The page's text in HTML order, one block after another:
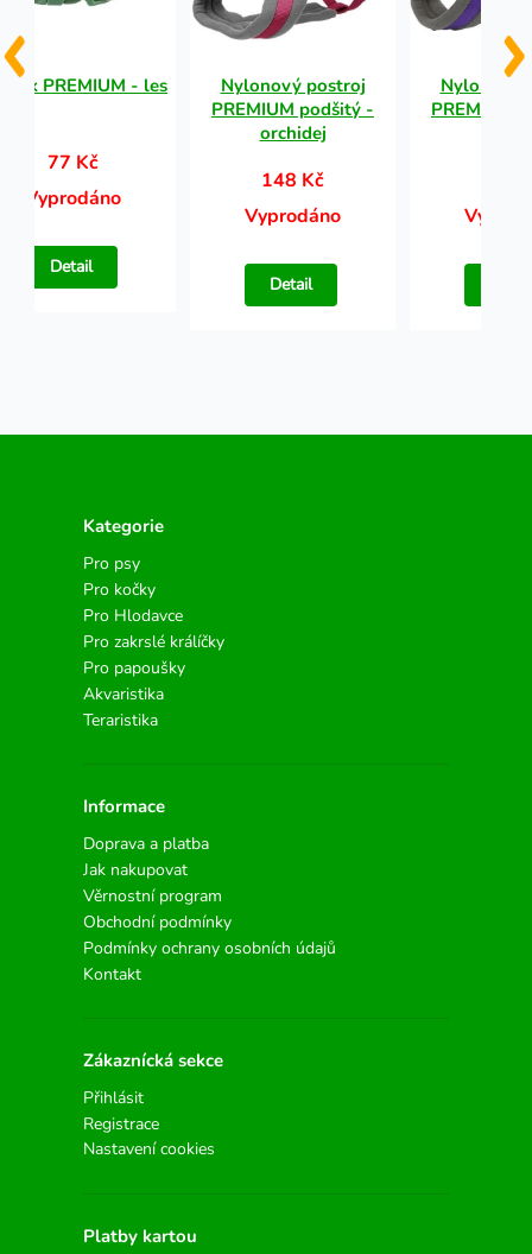
PREMIUM - les
77 Kč
Vyprodáno
Detail
Nylonový postroj
PREMIUM podšitý -
orchidej
148 Kč
Vyprodáno
Detail
Nylonový
PREMIUM
Kategorie
Pro psy
Pro kočky
Pro Hlodavce
Pro zakrslé králíčky
Pro papoušky
Akvaristika
Teraristika
Informace
Doprava a platba
Jak nakupovat
Věrnostní program
Obchodní podmínky
Podmínky ochrany osobních údajů
Kontakt
Zákaznícká sekce
Přihlásit
Registrace
Nastavení cookies
Platby kartou